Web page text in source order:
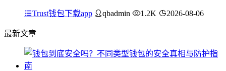
Trust钱包下载app qbadmin 1.2K 2026-08-06
最新文章